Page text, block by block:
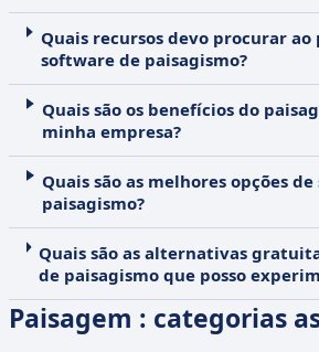
Quais recursos devo procurar
software de paisagismo?
Quais são os benefícios do
minha empresa?
Quais são as melhores opções
paisagismo?
Quais são as alternativas
de paisagismo que posso
Paisagem : categorias